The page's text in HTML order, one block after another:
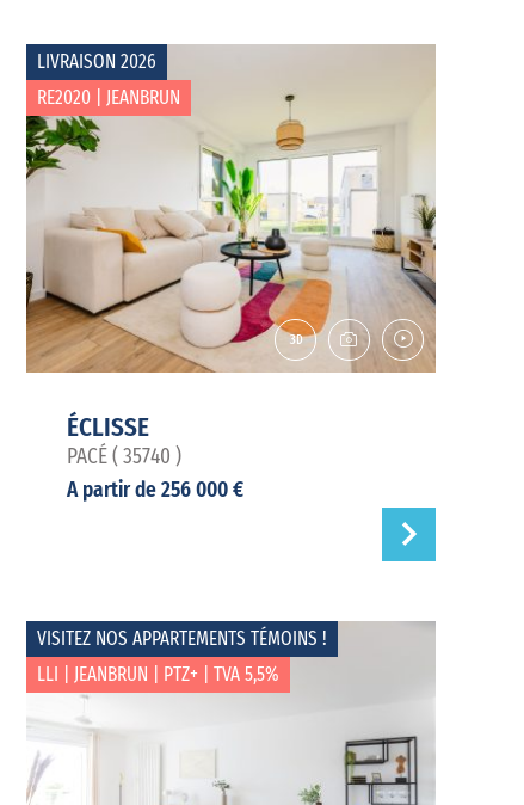
LIVRAISON 2026
RE2020 | JEANBRUN
ÉCLISSE
PACÉ ( 35740 )
A partir de 256 000 €
VISITEZ NOS APPARTEMENTS TÉMOINS !
LLI | JEANBRUN | PTZ+ | TVA 5,5%